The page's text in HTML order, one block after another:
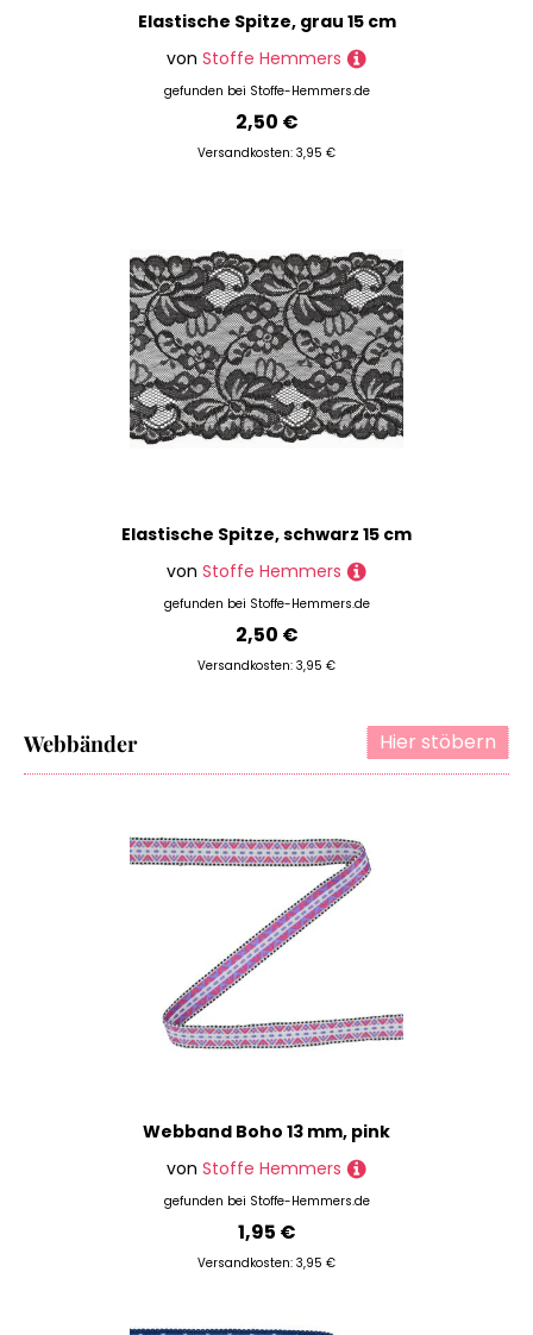
Elastische Spitze, grau 15 cm
von Stoffe Hemmers
gefunden bei Stoffe-Hemmers.de
2,50 €
Versandkosten: 3,95 €
Elastische Spitze, schwarz 15 cm
von Stoffe Hemmers
gefunden bei Stoffe-Hemmers.de
2,50 €
Versandkosten: 3,95 €
Hier stöbern
Webbänder
Webband Boho 13 mm, pink
von Stoffe Hemmers
gefunden bei Stoffe-Hemmers.de
1,95 €
Versandkosten: 3,95 €